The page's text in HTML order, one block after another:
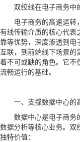
双绞线在电子商务中
电子商务的高速运转
有线传输介质的核心代表
靠等优势，深度渗透到
互联，到前端线下场景
着不可或缺的角色。它不
流畅运行的基础。
一、支撑数据中心的
数据中心是电子商务
数据分析等核心业务。双
独特价值：